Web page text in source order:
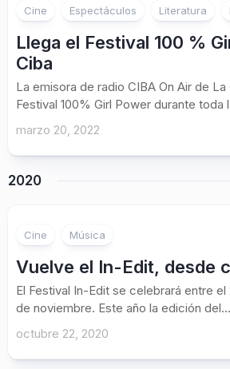
Cine Espectáculos Literatura
Llega el Festival 100 %
Ciba
La emisora de radio CIBA On Air de
Festival 100% Girl Power durante toda
marzo 20, 2022
2020
Cine Música
Vuelve el In-Edit, desde
El Festival In-Edit se celebrará entre
de noviembre. Este año la edición del...
octubre 22, 2020